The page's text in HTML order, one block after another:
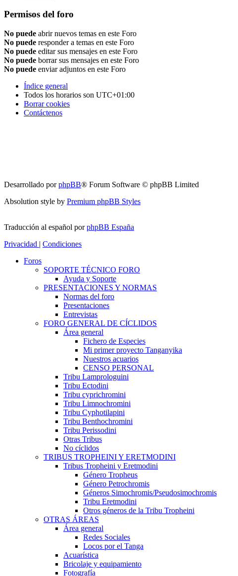
Permisos del foro
No puede abrir nuevos temas en este Foro
No puede responder a temas en este Foro
No puede editar sus mensajes en este Foro
No puede borrar sus mensajes en este Foro
No puede enviar adjuntos en este Foro
Índice general
Todos los horarios son UTC+01:00
Borrar cookies
Contáctenos
Desarrollado porphpBB® Forum Software © phpBB Limited
Absolution style by Premium phpBB Styles
Traducción al español porphpBB España
Privacidad | Condiciones
Foros
SOPORTE TÉCNICO FORO
Ayuda y Soporte
PRESENTACIONES Y NORMAS
Normas del foro
Presentaciones
Entrevistas
FORO GENERAL DE CÍCLIDOS
Área general
Fichero de Especies
Mi primer proyecto Tanganyika
Nuestros acuarios
CENSO PERSONAL
Tribu Lamprologuini
Tribu Ectodini
Tribu cyprichromini
Tribu Limnochromini
Tribu Cyphotilapini
Tribu Benthochromini
Tribu Perissodini
Otras Tribus
No cíclidos
TRIBUS TROPHEINI Y ERETMODINI
Tribus Tropheini y Eretmodini
Género Tropheus
Género Petrochromis
Géneros Simochromis/Pseudosimochromis
Tribu Eretmodini
Otros géneros de la Tribu Tropheini
OTRAS ÁREAS
Área general
Redes Sociales
Locos por el Tanga
Acuarística
Bricolaje y equipamiento
Fotografía